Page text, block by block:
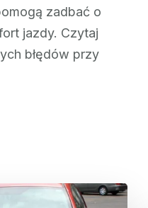
zadbać o
jazdy. Czytaj
błędów przy